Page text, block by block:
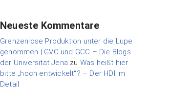
Neueste Kommentare
Grenzenlose Produktion unter die Lupe
genommen | GVC und GCC – Die Blogs
der Universität Jena zu Was heißt hier
bitte „hoch entwickelt“? – Der HDI im
Detail